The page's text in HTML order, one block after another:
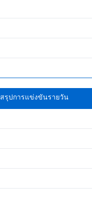
สรุปการแข่งขันรายวัน